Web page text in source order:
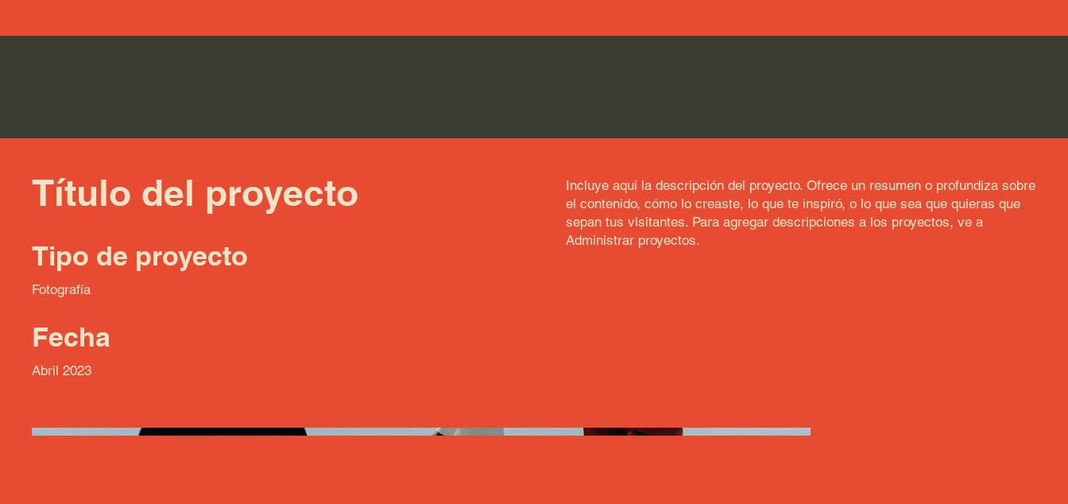
Título del proyecto
Tipo de proyecto
Fotografía
Fecha
Abril 2023
Incluye aquí la descripción del proyecto. Ofrece un resumen o profundiza sobre
el contenido, cómo lo creaste, lo que te inspiró, o lo que sea que quieras que
sepan tus visitantes. Para agregar descripciones a los proyectos, ve a
Administrar proyectos.